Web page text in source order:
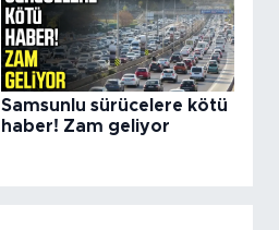
Samsunlu sürücelere kötü
haber! Zam geliyor